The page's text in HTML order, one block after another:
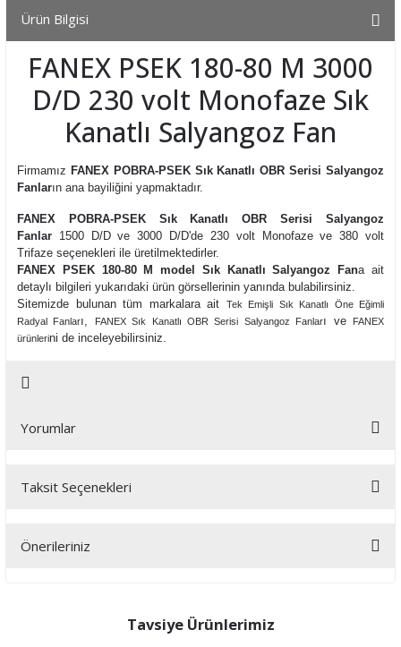
Ürün Bilgisi
FANEX PSEK 180-80 M 3000
D/D 230 volt Monofaze Sık
Kanatlı Salyangoz Fan
Firmamız FANEX POBRA-PSEK Sık Kanatlı OBR Serisi Salyangoz
Fanların ana bayiliğini yapmaktadır.
FANEX POBRA-PSEK Sık Kanatlı OBR Serisi Salyangoz
Fanlar 1500 D/D ve 3000 D/D'de 230 volt Monofaze ve 380 volt
Trifaze seçenekleri ile üretilmektedirler.
FANEX PSEK 180-80 M model Sık Kanatlı Salyangoz Fana ait
detaylı bilgileri yukarıdaki ürün görsellerinin yanında bulabilirsiniz.
Sitemizde bulunan tüm markalara ait
Tek Emişli Sık Kanatlı Öne Eğimli
Radyal Fanları, FANEX Sık Kanatlı OBR Serisi Salyangoz Fanları ve
FANEX
ürünlerini de inceleyebilirsiniz.
Yorumlar
Bu ürüne ilk yorumu siz yapın!
Taksit Seçenekleri
Önerileriniz
tarafımıza iletebilirsiniz.
Görüş ve önerileriniz için teşekkür ederiz.
Tavsiye Ürünlerimiz